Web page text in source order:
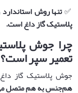
✅تنها روش
پلاستیک گاز داغ است.
چرا جوش
تعمیر سپر است؟
جوش پلاستیک گاز
هم‌جنس به هم متصل